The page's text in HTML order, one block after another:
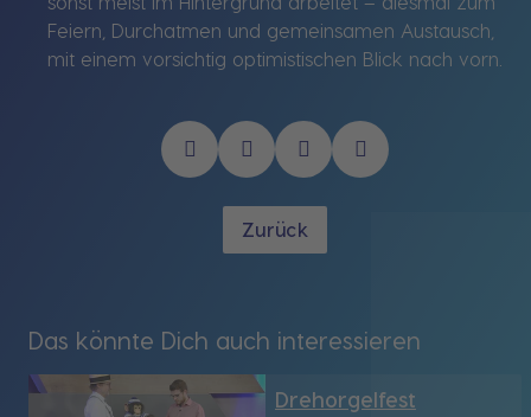
Feiern, Durchatmen und gemeinsamen Austausch,
mit einem vorsichtig optimistischen Blick nach vorn.
Zurück
Das könnte Dich auch interessieren
Drehorgelfest